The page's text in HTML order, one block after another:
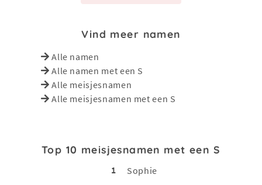
Vind meer namen
Alle namen
Alle namen met een S
Alle meisjesnamen
Alle meisjesnamen met een S
Top 10 meisjesnamen met een S
1
Sophie